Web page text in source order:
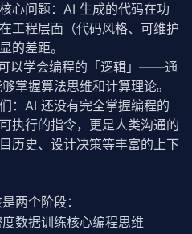
心问题：AI 生成的代码在功
工程层面（代码风格、可维护
的差距。
以学会编程的「逻辑」——通
掌握算法思维和计算理论。
：AI 还没有完全掌握编程的
执行的指令，更是人类沟通的
历史、设计决策等丰富的上下
两个阶段：
数据训练核心编程思维